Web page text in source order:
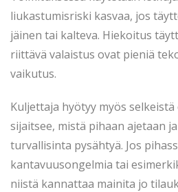
liukastumisriski kasvaa, jos
jäinen tai kalteva. Hiekoitus
riittävä valaistus ovat pieniä
vaikutus.
Kuljettaja hyötyy myös
sijaitsee, mistä pihaan ajetaan
turvallisinta pysähtyä. Jos
kantavuusongelmia tai
niistä kannattaa mainita jo